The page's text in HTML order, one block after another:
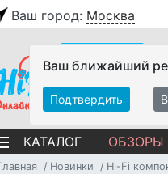
Ваш город: Москва
Ваш ближайший
Подтвердить
КАТАЛОГ ОБЗОРЫ
Новинки Hi-Fi